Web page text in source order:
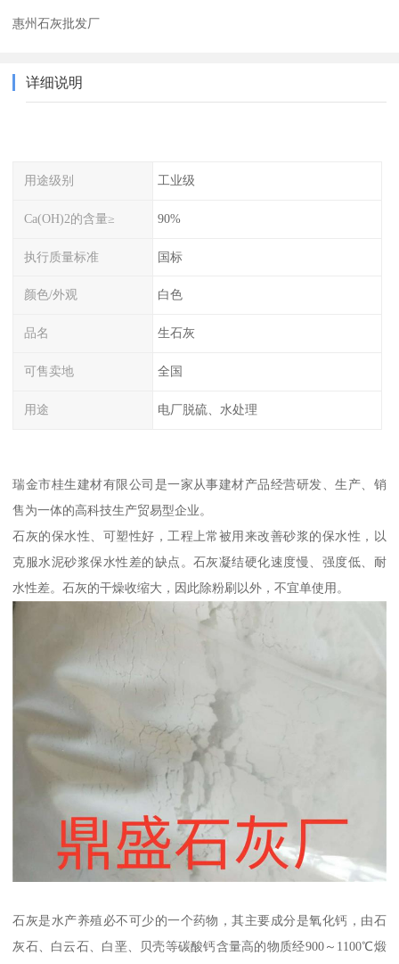
惠州石灰批发厂
详细说明
用途级别 工业级
Ca(OH)2的含量≥ 90%
执行质量标准 国标
颜色/外观 白色
品名 生石灰
可售卖地 全国
用途 电厂脱硫、水处理
瑞金市桂生建材有限公司是一家从事建材产品经营研发、生产、销
售为一体的高科技生产贸易型企业。
石灰的保水性、可塑性好，工程上常被用来改善砂浆的保水性，以
克服水泥砂浆保水性差的缺点。石灰凝结硬化速度慢、强度低、耐
水性差。石灰的干燥收缩大，因此除粉刷以外，不宜单使用。
石灰是水产养殖必不可少的一个药物，其主要成分是氧化钙，由石
灰石、白云石、白垩、贝壳等碳酸钙含量高的物质经900～1100℃煅